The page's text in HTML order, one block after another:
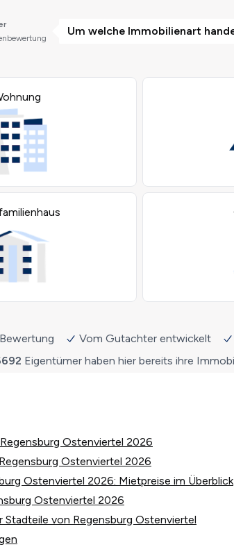
Ostenviertel 2026
Ostenviertel 2026
Ostenviertel 2026: Mietpreise im Überblick
Ostenviertel 2026
Stadteile von Regensburg Ostenviertel